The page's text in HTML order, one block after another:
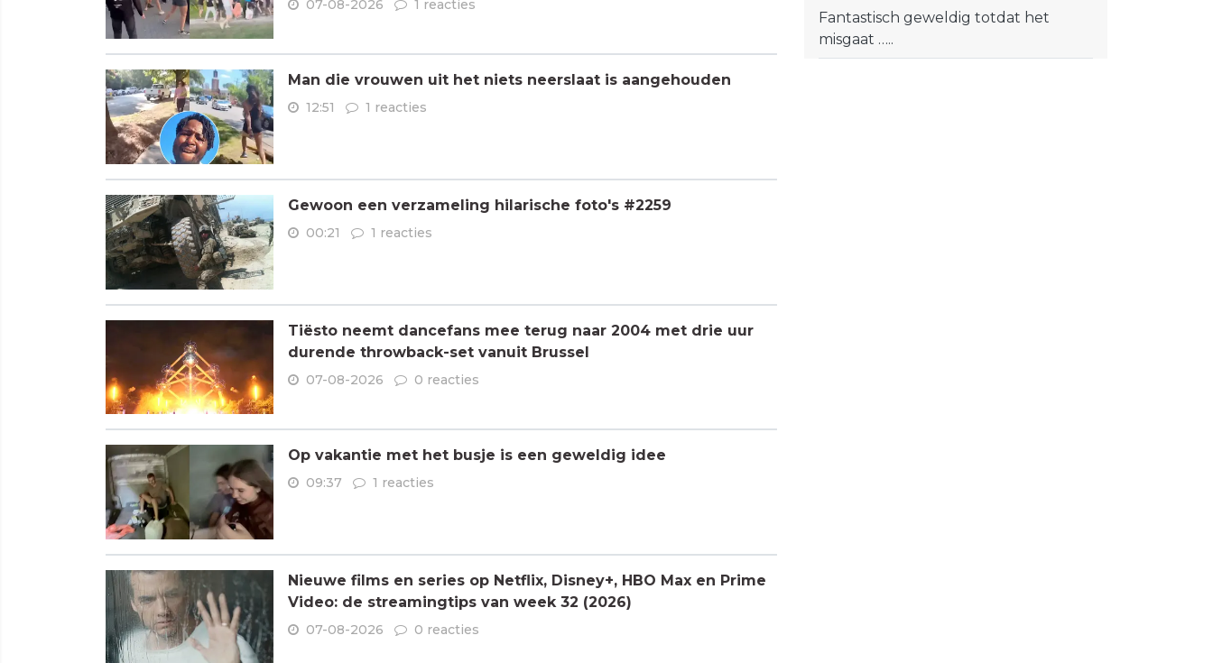
07-08-2026 1 reacties
Man die vrouwen uit het niets neerslaat is aangehouden
12:51 1 reacties
Gewoon een verzameling hilarische foto's #2259
00:21 1 reacties
Tiësto neemt dancefans mee terug naar 2004 met drie uur
durende throwback-set vanuit Brussel
07-08-2026 0 reacties
Op vakantie met het busje is een geweldig idee
09:37 1 reacties
Nieuwe films en series op Netflix, Disney+, HBO Max en Prime
Video: de streamingtips van week 32 (2026)
07-08-2026 0 reacties
Fantastisch geweldig totdat het
misgaat …..